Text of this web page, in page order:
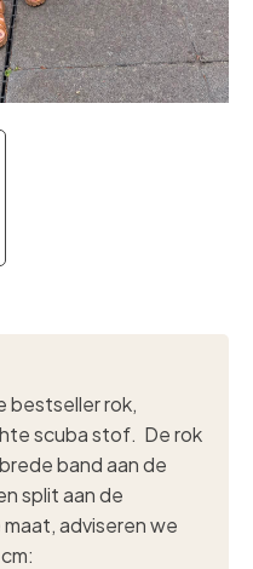
bestseller rok,
scuba stof. De rok
band aan de
split aan de
adviseren we